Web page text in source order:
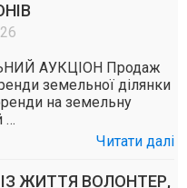
АУКЦІОН Продаж
земельної ділянки
на земельну
…
Читати далі
ЖИТТЯ ВОЛОНТЕР,